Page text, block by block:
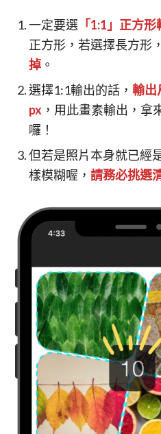
一定要選 「1:1」正方形
正方形，若選擇長方形
掉。
選擇1:1輸出的話， 輸出
px ，用此畫素輸出，拿
囉！
但若是照片本身就已經
樣模糊喔， 請務必挑選